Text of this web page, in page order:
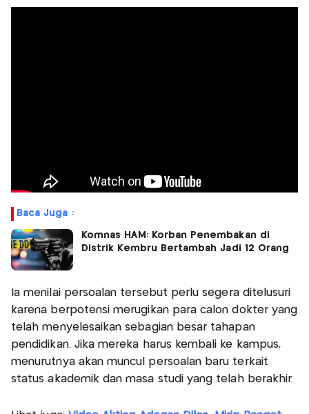
Baca Juga :
Komnas HAM: Korban Penembakan di
Distrik Kembru Bertambah Jadi 12 Orang
Ia menilai persoalan tersebut perlu segera ditelusuri
karena berpotensi merugikan para calon dokter yang
telah menyelesaikan sebagian besar tahapan
pendidikan. Jika mereka harus kembali ke kampus,
menurutnya akan muncul persoalan baru terkait
status akademik dan masa studi yang telah berakhir.